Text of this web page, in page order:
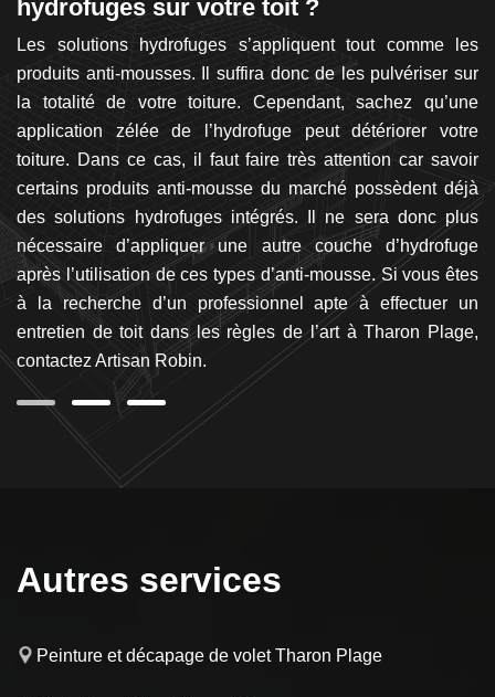
hydrofuges sur votre toit ?
Les solutions hydrofuges s’appliquent tout comme les
produits anti-mousses. Il suffira donc de les pulvériser sur
la totalité de votre toiture. Cependant, sachez qu’une
application zélée de l’hydrofuge peut détériorer votre
toiture. Dans ce cas, il faut faire très attention car savoir
certains produits anti-mousse du marché possèdent déjà
des solutions hydrofuges intégrés. Il ne sera donc plus
nécessaire d’appliquer une autre couche d’hydrofuge
après l’utilisation de ces types d’anti-mousse. Si vous êtes
à la recherche d’un professionnel apte à effectuer un
entretien de toit dans les règles de l’art à Tharon Plage,
contactez Artisan Robin.
Autres services
Peinture et décapage de volet Tharon Plage